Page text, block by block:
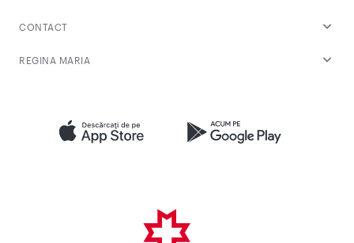
CONTACT
REGINA MARIA